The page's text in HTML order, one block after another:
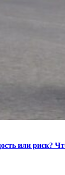
или риск?